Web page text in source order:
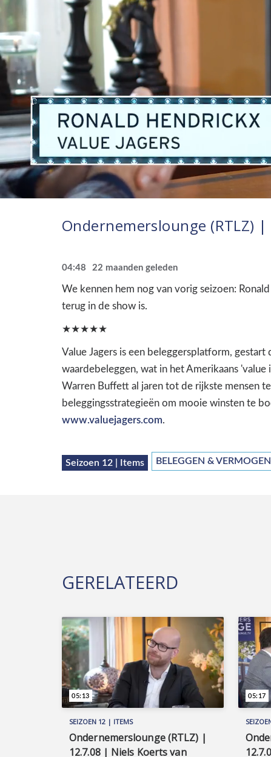
Ondernemerslounge (RTLZ)
04:48 22 maanden geleden
We kennen hem nog van vorig seizoen:
terug in de show is.
★★★★★
Value Jagers is een beleggersplatform,
waardebeleggen, wat in het Amerikaans
Warren Buffett al jaren tot de rijkste mensen
beleggingsstrategieën om mooie winsten te
www.valuejagers.com.
Seizoen 12 | Items BELEGGEN &
GERELATEERD
SEIZOEN 12 | ITEMS
Ondernemerslounge (RTLZ) |
12.7.08 | Niels Koerts van
05:13 05:17